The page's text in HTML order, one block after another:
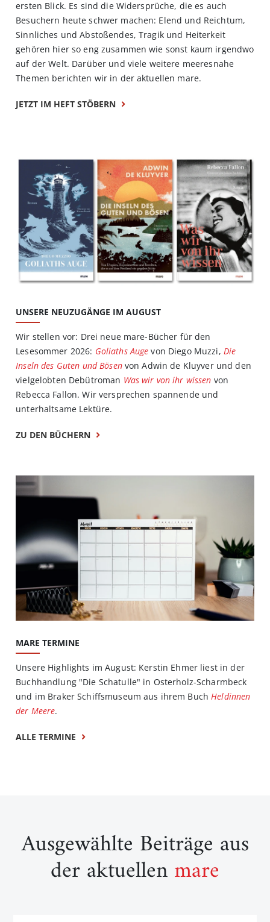
ersten Blick. Es sind die Widersprüche, die es auch
Besuchern heute schwer machen: Elend und Reichtum,
Sinnliches und Abstoßendes, Tragik und Heiterkeit
gehören hier so eng zusammen wie sonst kaum irgendwo
auf der Welt. Darüber und viele weitere meeresnahe
Themen berichten wir in der aktuellen mare.
JETZT IM HEFT STÖBERN
UNSERE NEUZUGÄNGE IM AUGUST
Wir stellen vor: Drei neue mare-Bücher für den
Lesesommer 2026: Goliaths Auge von Diego Muzzi, Die
Inseln des Guten und Bösenvon Adwin de Kluyver und den
vielgelobten Debütroman Was wir von ihr wissen von
Rebecca Fallon. Wir versprechen spannende und
unterhaltsame Lektüre.
ZU DEN BÜCHERN
MARE TERMINE
Unsere Highlights im August: Kerstin Ehmer liest in der
Buchhandlung "Die Schatulle" in Osterholz-Scharmbeck
und im Braker Schiffsmuseum aus ihrem BuchHeldinnen
der Meere.
ALLE TERMINE
Ausgewählte Beiträge aus
der aktuellenmare